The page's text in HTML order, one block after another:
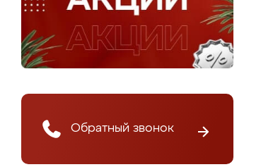
Обратный звонок